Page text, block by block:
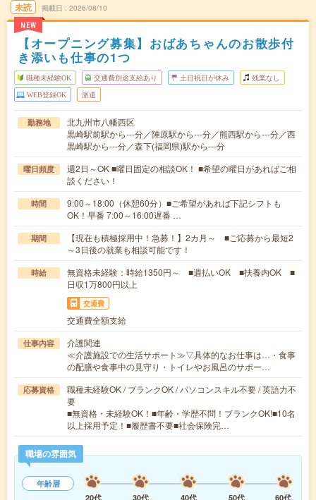
未読
NEW
掲載日 2026/08/10
【オープニング募集】おばあちゃんのお散歩付
き添いも仕事の1つ
職種未経験OK 交通費別途支給あり 土日祝日が休み 残業なし
WEB登録OK 派遣
勤務地
北九州市八幡西区
黒崎駅前駅から---分／陣原駅から---分／熊西駅から---分／西
黒崎駅から---分／森下(福岡県)駅から---分
曜日頻度
週2日～OK ■曜日固定の相談OK！ ■希望の曜日があればご相
談ください！
時間
9:00～18:00（休憩60分）■ご希望があれば下記シフトも
OK！早番 7:00～16:00遅番 …
期間
【現在も積極採用中！急募！】2カ月～ ■ご応募から最短2
～3日後の就業も相談可能です！
時給
無資格未経験：時給1350円～ ■週払いOK ■扶養内OK ■
日収1万800円以上
交通費
交通費全額支給
仕事内容
介護関連
≪介護施設での生活サポート≫▽具体的なお仕事は…・食事
の配膳や食事中の見守り・トイレやお風呂のサポー…
応募資格
職種未経験OK / ブランクOK / パソコンスキル不要 / 英語力不
要
■無資格・未経験OK！■年齢・学歴不問！ブランクOK!■10名
以上採用予定！■履歴書不要■社会保険完…
職場の雰囲気
年齢層
20代
30代 40代 50代
60代